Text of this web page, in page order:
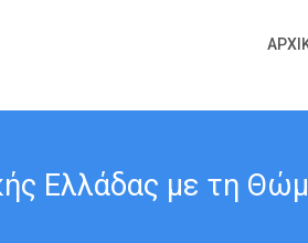
Ελλάδας με τη